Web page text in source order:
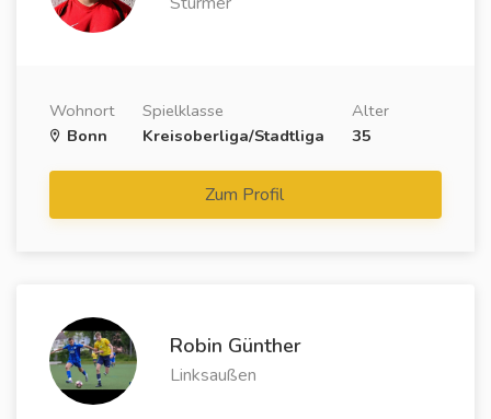
Wohnort
Bonn
Spielklasse
Kreisoberliga/Stadtliga
Alter
35
Zum Profil
Robin Günther
Linksaußen